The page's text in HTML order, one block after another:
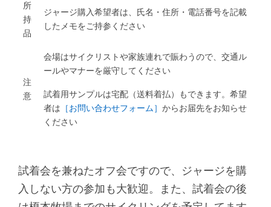
所
持
品
ジャージ購入希望者は、氏名・住所・電話番号を記載
したメモをご持参ください
注
意
会場はサイクリストや家族連れで賑わうので、交通ル
ールやマナーを厳守してください
試着用サンプルは宅配（送料着払）もできます。希望
者は ［お問い合わせフォーム］ からお届先をお知らせ
ください
試着会を兼ねたオフ会ですので、ジャージを購
入しない方の参加も大歓迎。また、試着会の後